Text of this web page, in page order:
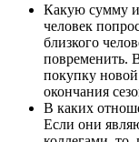
Какую сумму
человек
близкого
повременить.
покупку
окончания
В каких
Если они